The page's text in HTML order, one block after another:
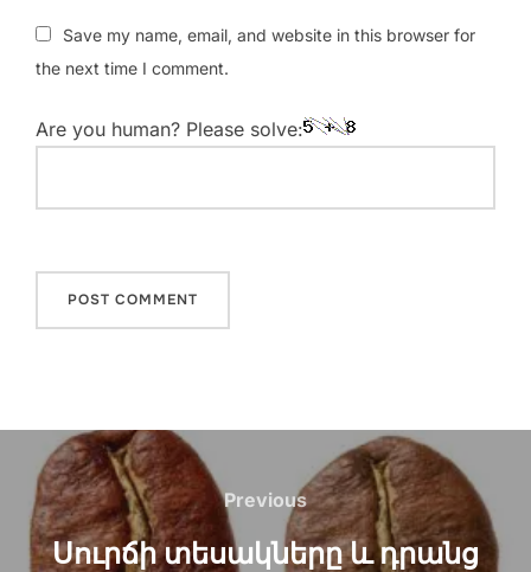
Save my name, email, and website in this browser for
the next time I comment.
Are you human? Please solve:
Post
navigation
Previous
Previous
Սուրճի տեսակները և դրանց